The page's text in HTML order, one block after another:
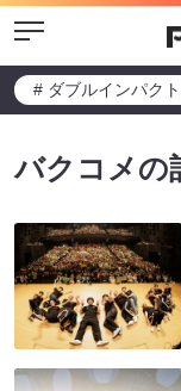
Menu
# ダブルインパク
バクコメの